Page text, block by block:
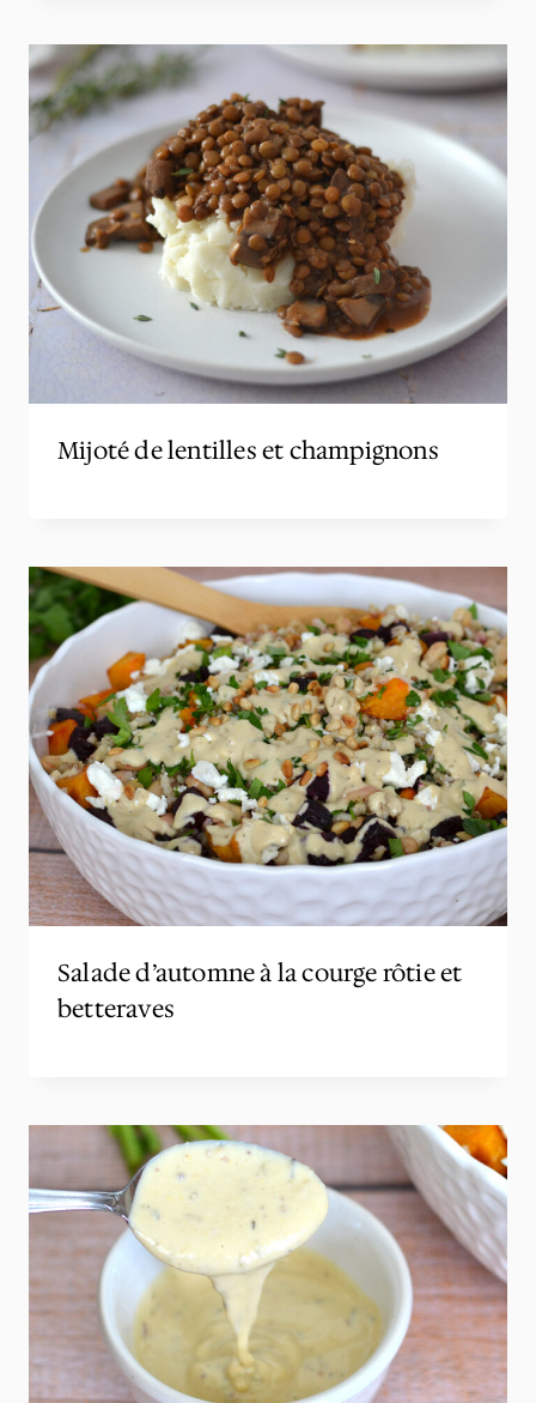
Mijoté de lentilles et champignons
Salade d’automne à la courge rôtie et
betteraves